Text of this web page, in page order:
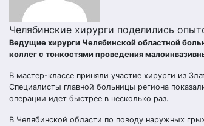
Челябинские хирурги поделились
Ведущие хирурги Челябинской областной
коллег с тонкостями проведения
В мастер-классе приняли участие хирурги из
Специалисты главной больницы региона
операции идет быстрее в несколько раз.
В Челябинской области по поводу наружных